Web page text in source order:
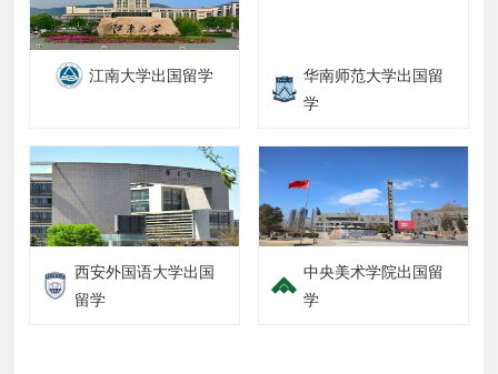
江南大学出国留学
华南师范大学出国留
学
西安外国语大学出国
留学
中央美术学院出国留
学